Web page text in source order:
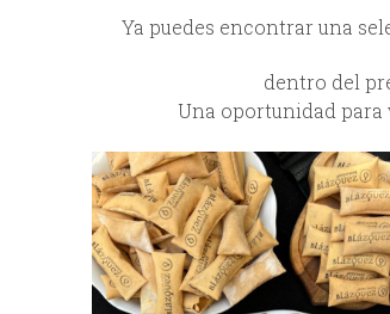
Ya puedes encontrar una
dentro del
Una oportunidad para